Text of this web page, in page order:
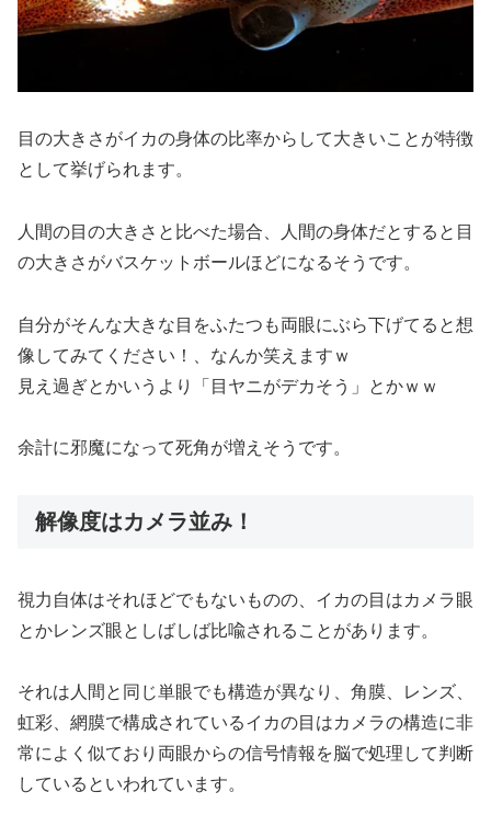
目の大きさがイカの身体の比率からして大きいことが特徴
として挙げられます。
人間の目の大きさと比べた場合、人間の身体だとすると目
の大きさがバスケットボールほどになるそうです。
自分がそんな大きな目をふたつも両眼にぶら下げてると想
像してみてください！、なんか笑えますｗ
見え過ぎとかいうより「目ヤニがデカそう」とかｗｗ
余計に邪魔になって死角が増えそうです。
解像度はカメラ並み！
視力自体はそれほどでもないものの、イカの目はカメラ眼
とかレンズ眼としばしば比喩されることがあります。
それは人間と同じ単眼でも構造が異なり、角膜、レンズ、
虹彩、網膜で構成されているイカの目はカメラの構造に非
常によく似ており両眼からの信号情報を脳で処理して判断
しているといわれています。